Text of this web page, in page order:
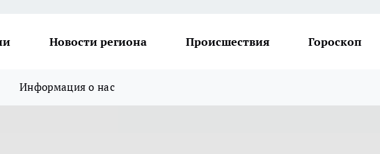
Новости региона Происшествия Гороскоп
Информация о нас